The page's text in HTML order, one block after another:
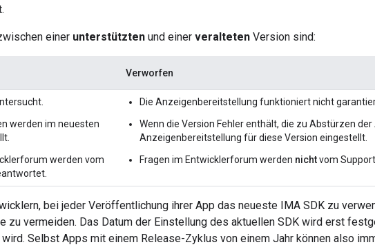
einer unterstützten und einer veralteten Version sind:
Verworfen
werden im neuesten
werden vom
Die Anzeigenbereitstellung funktioniert nicht
Wenn die Version Fehler enthält, die zu Abstürzen
Anzeigenbereitstellung für diese Version eingestellt.
Fragen im Entwicklerforum werden nichtvom
bei jeder Veröffentlichung ihrer App das neueste IMA SDK zu
zu vermeiden. Das Datum der Einstellung des aktuellen SDK wird erst
Selbst Apps mit einem Release-Zyklus von einem Jahr können also